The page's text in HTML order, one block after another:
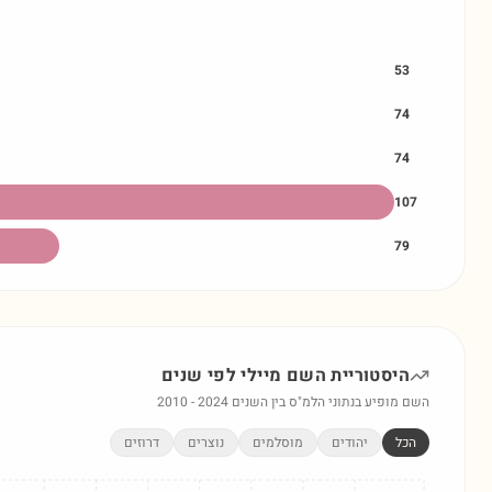
53
74
74
107
79
היסטוריית השם מיילילפי שנים
השם מופיע בנתוני הלמ"ס בין השנים 2010 -2024
הכל יהודים מוסלמים נוצרים דרוזים